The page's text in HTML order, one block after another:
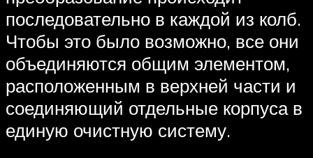
последовательно в каждой из колб.
Чтобы это было возможно, все они
объединяются общим элементом,
расположенным в верхней части и
соединяющий отдельные корпуса в
единую очистную систему.